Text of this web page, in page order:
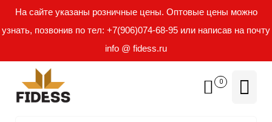
На сайте указаны розничные цены. Оптовые цены можно
узнать, позвонив по тел: +7(906)074-68-95 или написав на почту
info @ fidess.ru
0